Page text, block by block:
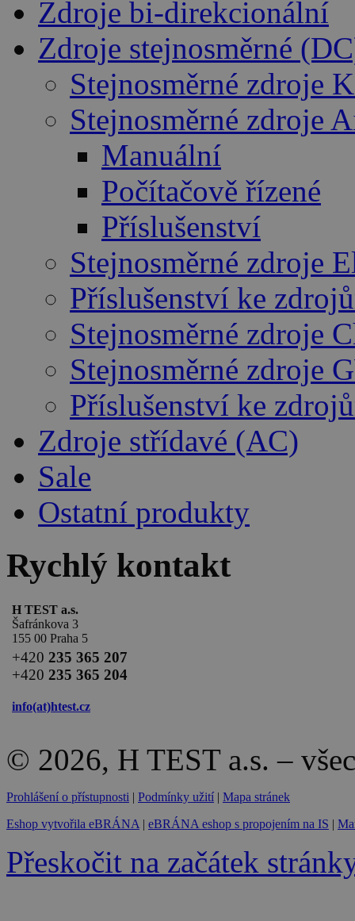
Zdroje bi-direkcionální
Zdroje stejnosměrné
Stejnosměrné zdroje
Stejnosměrné zdroje
Manuální
Počítačově řízené
Příslušenství
Stejnosměrné zdroje
Příslušenství ke
Stejnosměrné zdroje
Stejnosměrné zdroje
Příslušenství ke
Zdroje střídavé (AC)
Sale
Ostatní produkty
Rychlý kontakt
H TEST a.s.
Šafránkova 3
155 00 Praha 5
+420 235 365 207
+420 235 365 204
info(at)htest.cz
© 2026, H TEST a.s. –
Prohlášení o přístupnosti | Podmínky užití | Mapa stránek
Eshop vytvořila eBRÁNA | eBRÁNA eshop s propojením na IS |
Přeskočit na začátek